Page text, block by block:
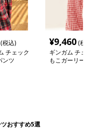
(税込)
チェック
ンツ
¥9,460(税
ギンガム チェ
もこガーリー
おすすめ5選